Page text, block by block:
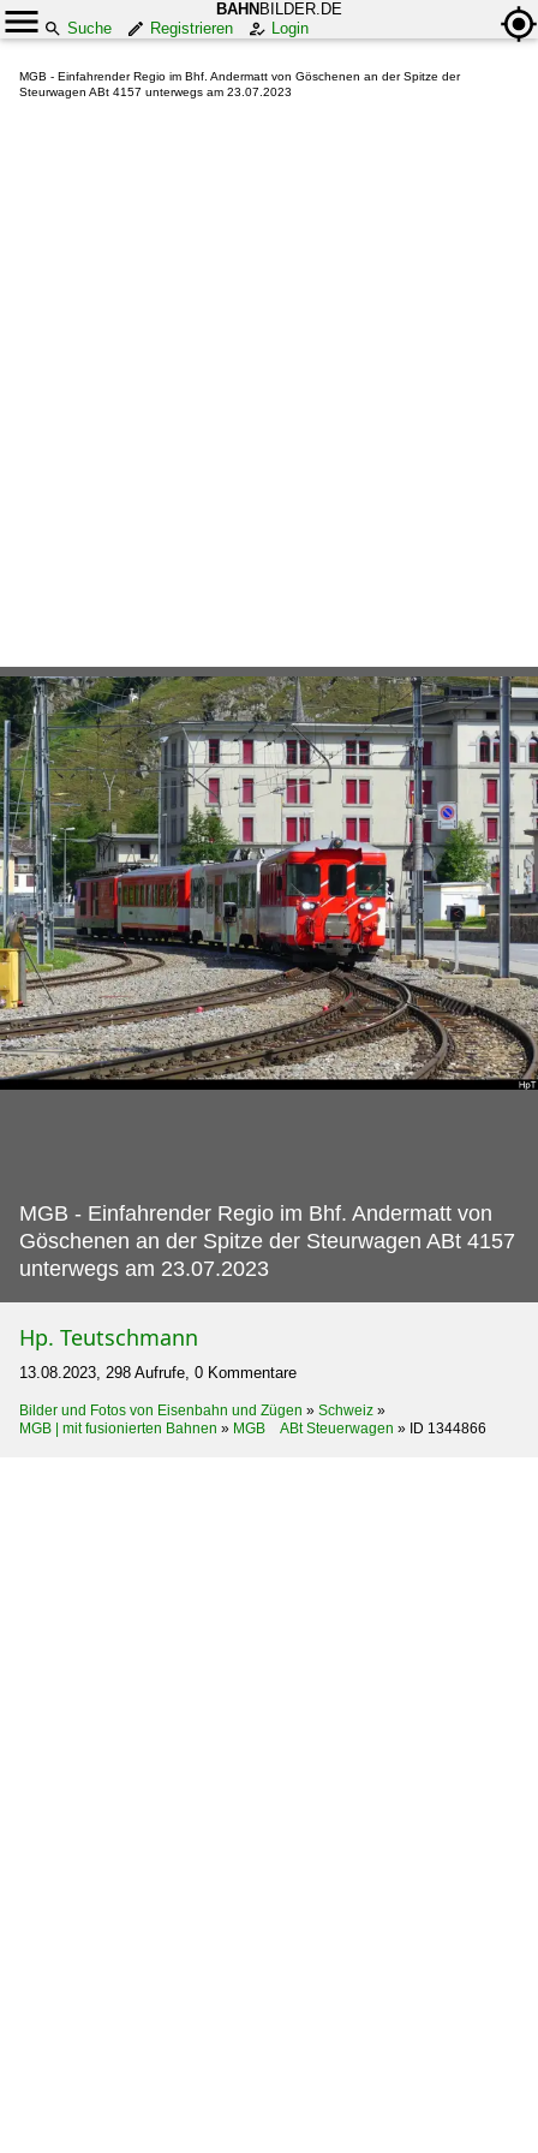
BAHN BILDER.DE
Suche
Registrieren Login
MGB - Einfahrender Regio im Bhf. Andermatt von Göschenen an der Spitze der
Steurwagen ABt 4157 unterwegs am 23.07.2023
MGB - Einfahrender Regio im Bhf. Andermatt von
Göschenen an der Spitze der Steurwagen ABt 4157
unterwegs am 23.07.2023
Hp. Teutschmann
13.08.2023, 298 Aufrufe, 0 Kommentare
Bilder und Fotos von Eisenbahn und Zügen » Schweiz »
MGB | mit fusionierten Bahnen » MGB ABt Steuerwagen » ID 1344866